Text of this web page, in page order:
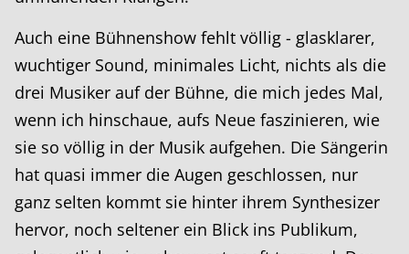
Auch eine Bühnenshow fehlt völlig - glasklarer,
wuchtiger Sound, minimales Licht, nichts als die
drei Musiker auf der Bühne, die mich jedes Mal,
wenn ich hinschaue, aufs Neue faszinieren, wie
sie so völlig in der Musik aufgehen. Die Sängerin
hat quasi immer die Augen geschlossen, nur
ganz selten kommt sie hinter ihrem Synthesizer
hervor, noch seltener ein Blick ins Publikum,